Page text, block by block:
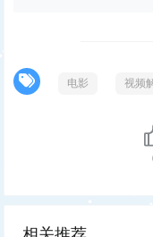
电影 视频